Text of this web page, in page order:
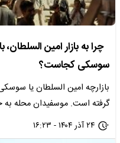
چرا به بازار امین‌
سوسکی کجاست؟
بازارچه امین السلطان یا
گرفته است. موسفیدان محله به
۲۴ آذر ۱۴۰۴ - ۱۶:۲۳